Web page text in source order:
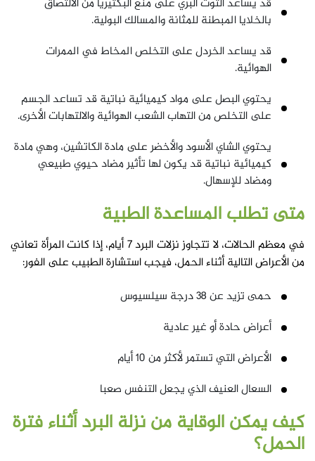
قد يساعد التوت البري على منع البكتيريا من الالتصاق
بالخلايا المبطنة للمثانة والمسالك البولية.
قد يساعد الخردل على التخلص المخاط في الممرات
الهوائية.
يحتوي البصل على مواد كيميائية نباتية قد تساعد الجسم
على التخلص من التهاب الشعب الهوائية والالتهابات الأخرى.
يحتوي الشاي الأسود والأخضر على مادة الكاتشين، وهي مادة
كيميائية نباتية قد يكون لها تأثير مضاد حيوي طبيعي
ومضاد للإسهال.
متى تطلب المساعدة الطبية
في معظم الحالات، لا تتجاوز نزلات البرد 7 أيام، إذا كانت المرأة تعاني
من الأعراض التالية أثناء الحمل، فيجب استشارة الطبيب على الفور:
حمى تزيد عن 38 درجة سيلسيوس
أعراض حادة أو غير عادية
الأعراض التي تستمر لأكثر من 10 أيام
السعال العنيف الذي يجعل التنفس صعبا
كيف يمكن الوقاية من نزلة البرد أثناء فترة
الحمل؟